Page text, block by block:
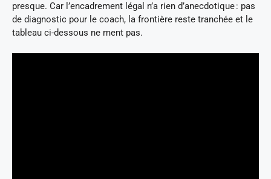
presque. Car l’encadrement légal n’a rien d’anecdotique : pas
de diagnostic pour le coach, la frontière reste tranchée et le
tableau ci-dessous ne ment pas.